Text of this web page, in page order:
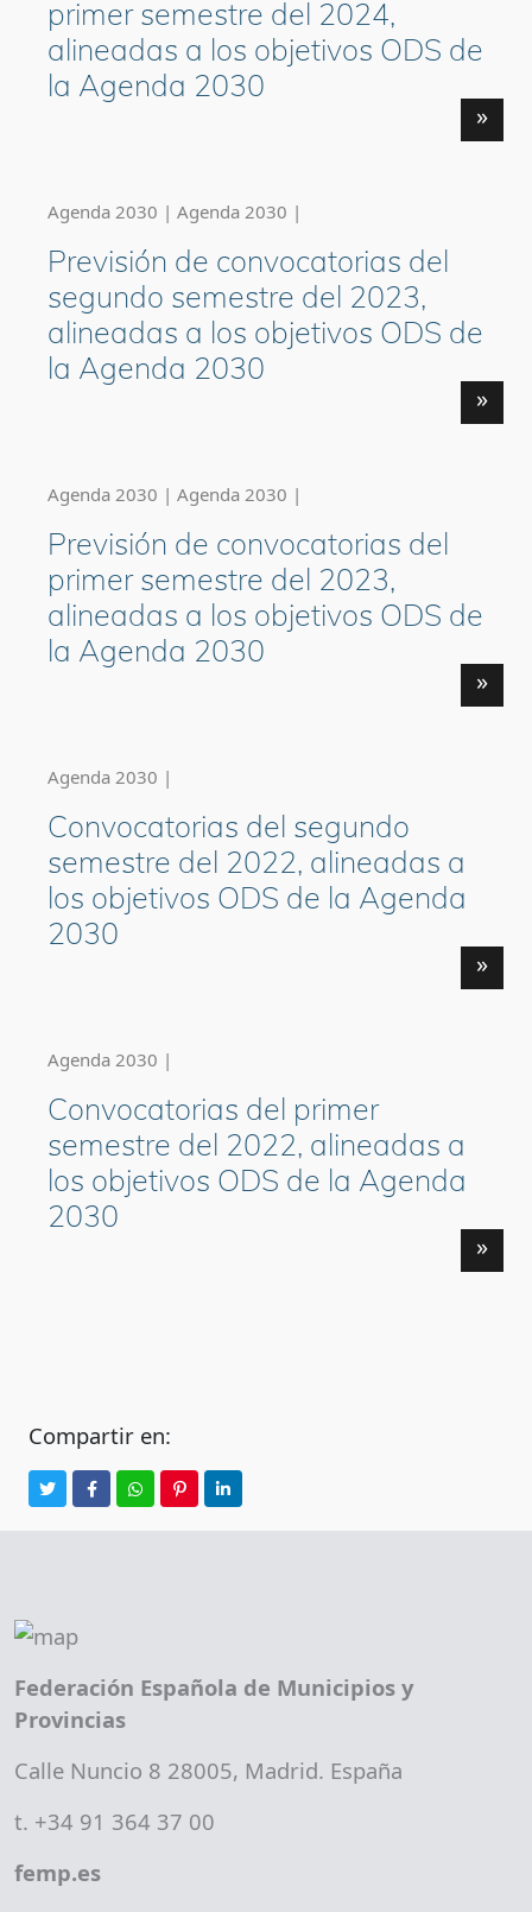
primer semestre del 2024,
alineadas a los objetivos ODS de
la Agenda 2030
»
Agenda 2030 | Agenda 2030 |
Previsión de convocatorias del
segundo semestre del 2023,
alineadas a los objetivos ODS de
la Agenda 2030
»
Agenda 2030 | Agenda 2030 |
Previsión de convocatorias del
primer semestre del 2023,
alineadas a los objetivos ODS de
la Agenda 2030
»
Agenda 2030 |
Convocatorias del segundo
semestre del 2022, alineadas a
los objetivos ODS de la Agenda
2030
»
Agenda 2030 |
Convocatorias del primer
semestre del 2022, alineadas a
los objetivos ODS de la Agenda
2030
»
Compartir en:
Federación Española de Municipios y
Provincias
Calle Nuncio 8 28005, Madrid. España
t. +34 91 364 37 00
femp.es